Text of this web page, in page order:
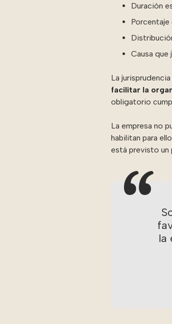
Duración
Causa
La
facilitar la
obligatorio
La empresa no
habilitan para
está previsto un
la